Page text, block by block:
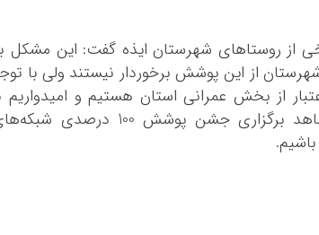
از روستاهای شهرستان ایذه گفت: این مشکل
و 5 درصد از روستاهای شهرستان از این پوشش برخوردار نیستند ولی با
از بخش عمرانی استان هستیم و امیدواریم
حمایت استانداری خوزستان و تامین اعتبار این پروژه شاهد برگزاری جشن پوشش 100